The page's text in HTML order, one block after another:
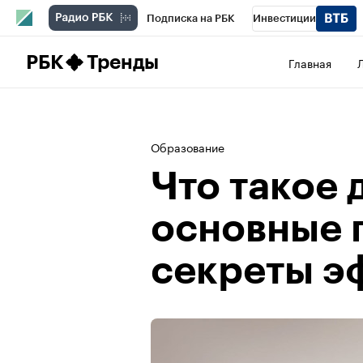
Подписка на РБК Инвестиции
РБК Тренды Главная
Образование
Что такое
основные
секреты